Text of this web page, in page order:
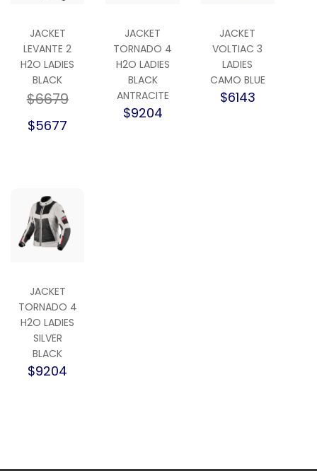
JACKET
LEVANTE 2
H2O LADIES
BLACK
$6679
$5677
JACKET
TORNADO 4
H2O LADIES
BLACK
ANTRACITE
$9204
JACKET
VOLTIAC 3
LADIES
CAMO BLUE
$6143
JACKET
TORNADO 4
H2O LADIES
SILVER
BLACK
$9204